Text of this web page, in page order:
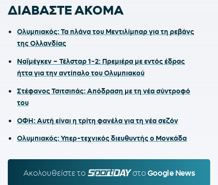
ΔΙΑΒΑΣΤΕ ΑΚΟΜΑ
Ολυμπιακός: Τα πλάνα του Μεντιλίμπαρ για τη ρεβάνς
της Ολλανδίας
Ναϊμέγκεν – Τέλσταρ 1-2: Πρεμιέρα με εντός έδρας
ήττα για την αντίπαλο του Ολυμπιακού
Στέφανος Τσιτσιπάς: Απόδραση με τη νέα σύντροφό
του
ΟΦΗ: Αυτή είναι η τρίτη φανέλα για τη νέα σεζόν
Ολυμπιακός: Υπερ-τεχνικός διευθυντής ο Μονκάδα
Ακολουθείστε τo SPORTDAY.GR
στοGoogle News